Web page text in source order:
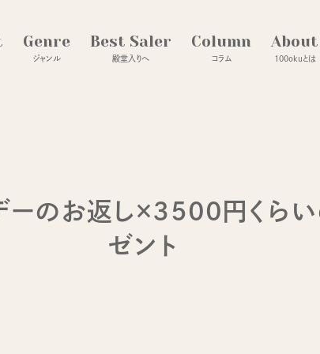
Genre
ジャンル
Best Saler
殿堂入りへ
Column
コラム
About
100okuとは
ーのお返し×3500円くら
ゼント